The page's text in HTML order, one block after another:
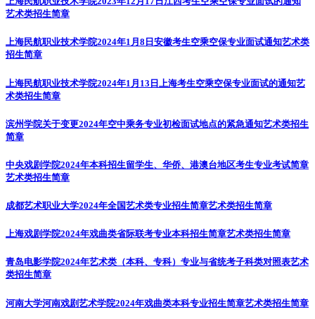
艺术类招生简章
上海民航职业技术学院2024年1月8日安徽考生空乘空保专业面试通知艺术类
招生简章
上海民航职业技术学院2024年1月13日上海考生空乘空保专业面试的通知艺
术类招生简章
滨州学院关于变更2024年空中乘务专业初检面试地点的紧急通知艺术类招生
简章
中央戏剧学院2024年本科招生留学生、华侨、港澳台地区考生专业考试简章
艺术类招生简章
成都艺术职业大学2024年全国艺术类专业招生简章艺术类招生简章
上海戏剧学院2024年戏曲类省际联考专业本科招生简章艺术类招生简章
青岛电影学院2024年艺术类（本科、专科）专业与省统考子科类对照表艺术
类招生简章
河南大学河南戏剧艺术学院2024年戏曲类本科专业招生简章艺术类招生简章